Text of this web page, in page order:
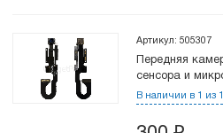
Артикул: 505307
Передняя
сенсора и
В наличии в 1 из